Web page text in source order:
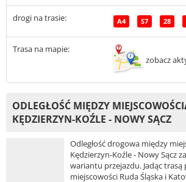
drogi na trasie: A4 S7 28
Trasa na mapie:
zobacz
ODLEGŁOŚĆ MIĘDZY
KĘDZIERZYN-KOŹLE - NOWY SĄCZ
Odległość drogowa między
Kędzierzyn-Koźle - Nowy Sącz
wariantu przejazdu. Jadąc trasą
miejscowości Ruda Śląska i